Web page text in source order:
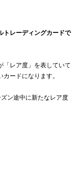
トレーディングカードで
「レア度」を表していて
ードになります。
ン途中に新たなレア度